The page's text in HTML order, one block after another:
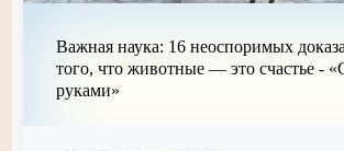
Важная наука: 16 неоспоримых
того, что животные — это счастье -
руками»